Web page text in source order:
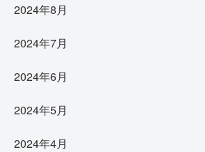
2024年8月
2024年7月
2024年6月
2024年5月
2024年4月